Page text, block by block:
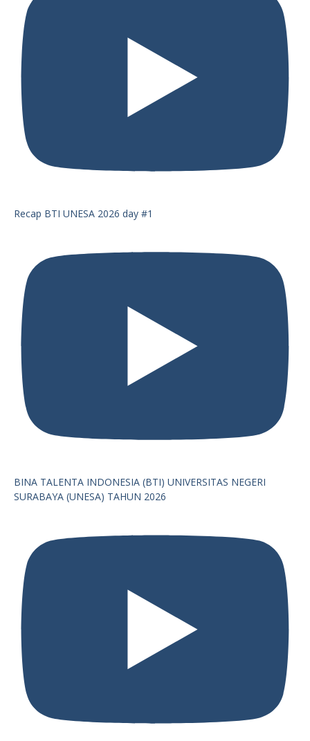
Recap BTI UNESA 2026 day #1
BINA TALENTA INDONESIA (BTI) UNIVERSITAS NEGERI
SURABAYA (UNESA) TAHUN 2026